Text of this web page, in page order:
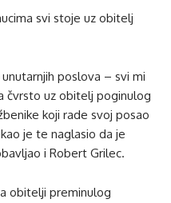
svi stoje uz obitelj
poslova – svi mi
čvrsto uz obitelj poginulog
koji rade svoj posao
je te naglasio da je
i Robert Grilec.
obitelji preminulog